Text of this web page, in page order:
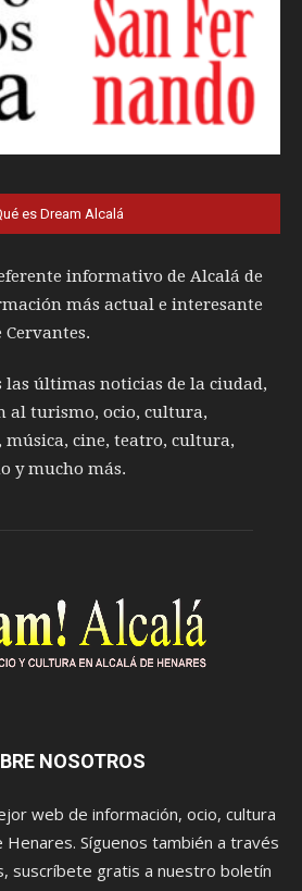
es Dream Alcalá
informativo de Alcalá de
más actual e interesante
las últimas noticias de la ciudad,
al turismo, ocio, cultura,
música, cine, teatro, cultura,
y mucho más.
NOSOTROS
web de información, ocio, cultura
Henares. Síguenos también a través
suscríbete gratis a nuestro boletín